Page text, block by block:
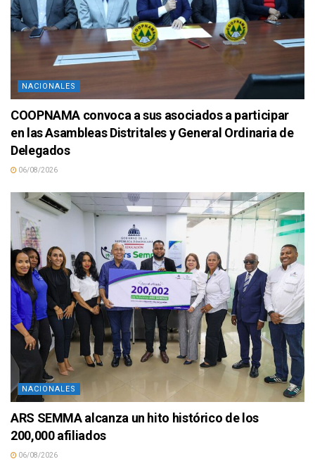
NACIONALES
COOPNAMA convoca a sus asociados a participar
en las Asambleas Distritales y General Ordinaria de
Delegados
06/08/2026
NACIONALES
ARS SEMMA alcanza un hito histórico de los
200,000 afiliados
06/08/2026